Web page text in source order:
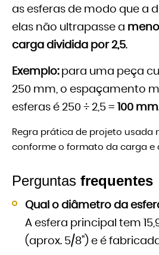
as esferas de modo que a
elas não ultrapasse a
carga dividida por 2,5.
Exemplo:para uma peça
250 mm, o espaçamento
esferas é 250 ÷ 2,5 =
100 mm
Regra prática de projeto usada
conforme o formato da carga e
Perguntas frequentes
Qual o diâmetro da
A esfera principal tem
(aprox. 5/8") e é